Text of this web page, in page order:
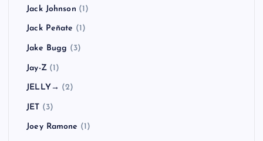
Jack Johnson (1)
Jack Peñate (1)
Jake Bugg (3)
Jay-Z(1)
JELLY→ (2)
JET (3)
Joey Ramone (1)